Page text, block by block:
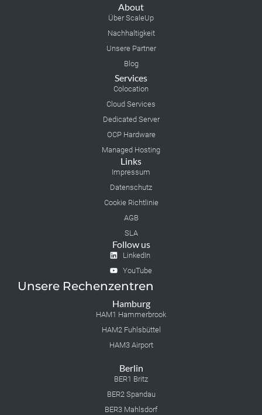
About
Über ScaleUp
Nachhaltigkeit
Unsere Partner
Blog
Services
Colocation
Cloud Services
Dedicated Server
OCP Hardware
Managed Hosting
Links
Impressum
Datenschutz
Cookie Richtlinie
AGB
SLA
Follow us
LinkedIn
YouTube
Unsere Rechenzentren
Hamburg
HAM1 Hammerbrook
HAM2 Fuhlsbüttel
HAM3 Airport
Berlin
BER1 Britz
BER2 Spandau
BER3 Mahlsdorf